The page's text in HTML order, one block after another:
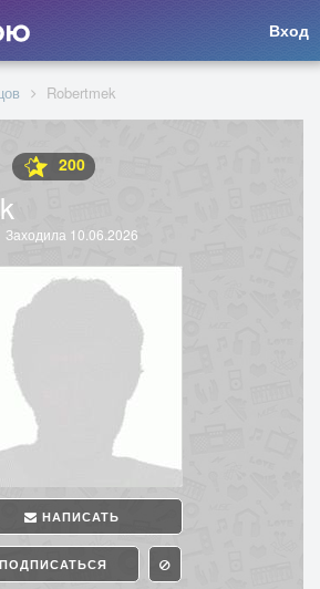
Вход
Robertmek
200
Заходила 10.06.2026
НАПИСАТЬ
ПОДПИСАТЬСЯ